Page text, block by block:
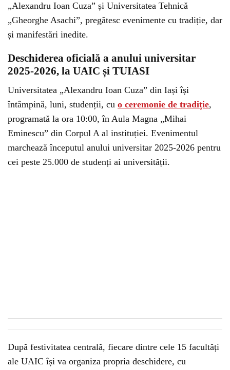
„Alexandru Ioan Cuza” și Universitatea Tehnică
„Gheorghe Asachi”, pregătesc evenimente cu tradiție, dar
și manifestări inedite.
Deschiderea oficială a anului universitar
2025-2026, la UAIC și TUIASI
Universitatea „Alexandru Ioan Cuza” din Iași își
întâmpină, luni, studenții, cu o ceremonie de tradiție,
programată la ora 10:00, în Aula Magna „Mihai
Eminescu” din Corpul A al instituției. Evenimentul
marchează începutul anului universitar 2025-2026 pentru
cei peste 25.000 de studenți ai universității.
După festivitatea centrală, fiecare dintre cele 15 facultăți
ale UAIC își va organiza propria deschidere, cu